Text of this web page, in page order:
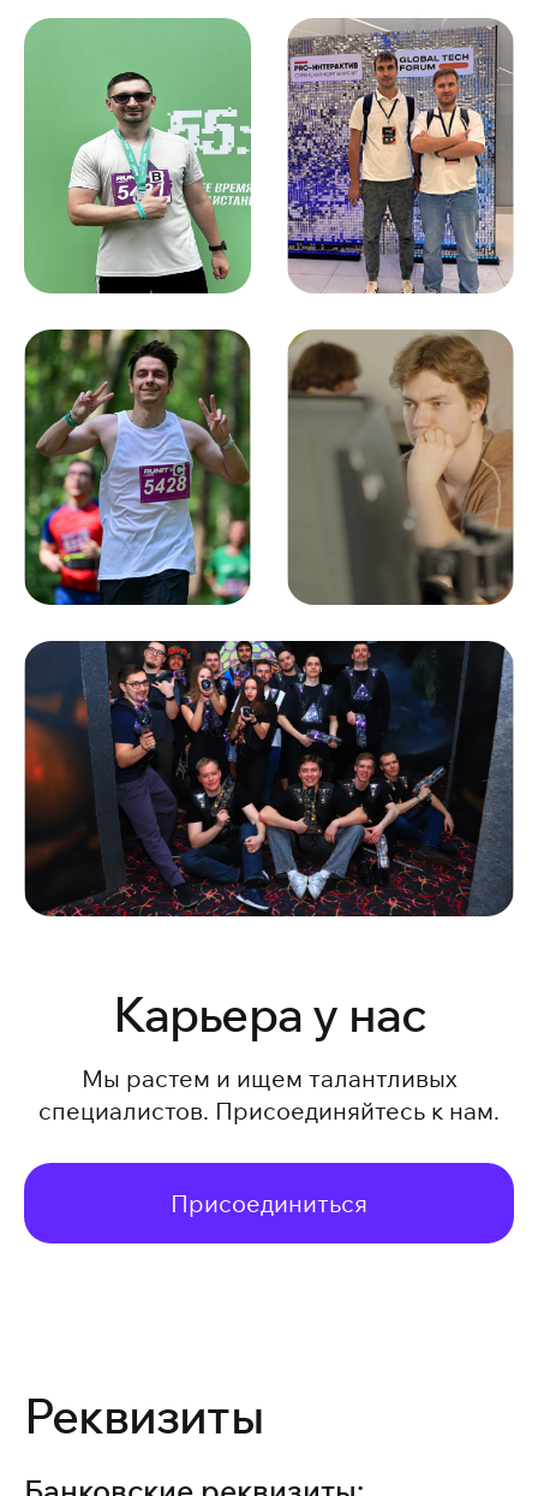
Карьера у нас
Мы растем и ищем талантливых
специалистов. Присоединяйтесь к нам.
Присоединиться
Реквизиты